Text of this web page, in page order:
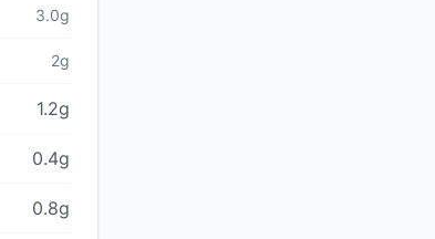
3.0g
2g
1.2g
0.4g
0.8g